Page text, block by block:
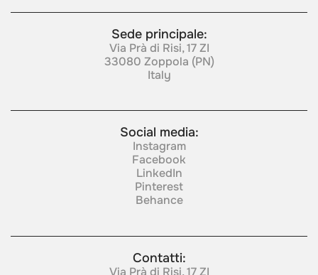
Sede principale:
Via Prà di Risi, 17 ZI
33080 Zoppola (PN)
Italy
Social media:
Instagram
Facebook
LinkedIn
Pinterest
Behance
Contatti:
Via Prà di Risi, 17 ZI